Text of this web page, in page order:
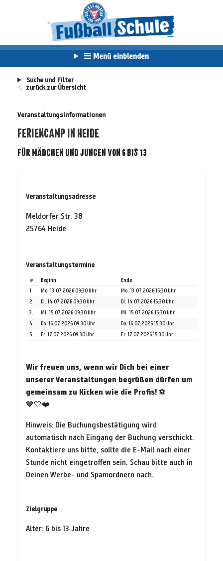
Menü einblenden
Suche und Filter
zurück zur Übersicht
Veranstaltungsinformationen
FERIENCAMP IN HEIDE
FÜR MÄDCHEN UND JUNGEN VON 6 BIS 13
Veranstaltungsadresse
Meldorfer Str. 38
25764 Heide
Veranstaltungstermine
# Beginn
Ende
1.
Mo. 13.07.2026 09:30 Uhr
Mo. 13.07.2026 15:30 Uhr
2.
Di. 14.07.2026 09:30 Uhr
Di. 14.07.2026 15:30 Uhr
3.
Mi. 15.07.2026 09:30 Uhr
Mi. 15.07.2026 15:30 Uhr
4.
Do. 16.07.2026 09:30 Uhr
Do. 16.07.2026 15:30 Uhr
5.
Fr. 17.07.2026 09:30 Uhr Fr. 17.07.2026 15:30 Uhr
Wir freuen uns, wenn wir Dich bei einer
unserer Veranstaltungen begrüßen dürfen um
gemeinsam zu Kicken wie die Profis! ⚽
💙🤍❤️
Hinweis: Die Buchungsbestätigung wird
automatisch nach Eingang der Buchung verschickt.
Kontaktiere uns bitte, sollte die E-Mail nach einer
Stunde nicht eingetroffen sein. Schau bitte auch in
Deinen Werbe- und Spamordnern nach.
Zielgruppe
Alter: 6 bis 13 Jahre